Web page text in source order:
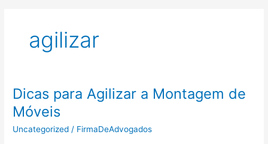
agilizar
Dicas para Agilizar a Montagem de
Móveis
Uncategorized / FirmaDeAdvogados